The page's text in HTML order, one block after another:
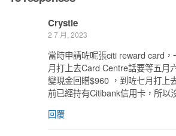
Crystie
2 7 月, 2023
當時申請咗呢張citi reward card
月打上去Card Centre話要等五月
變現金回贈$960 ，到咗七月打上
前已經持有Citibank信用卡，所以
回覆